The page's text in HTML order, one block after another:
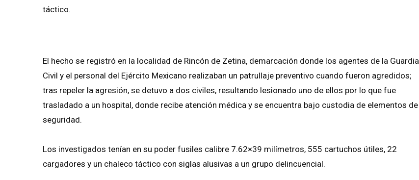
táctico.
El hecho se registró en la localidad de Rincón de Zetina, demarcación donde los agentes de la Guardia
Civil y el personal del Ejército Mexicano realizaban un patrullaje preventivo cuando fueron agredidos;
tras repeler la agresión, se detuvo a dos civiles, resultando lesionado uno de ellos por lo que fue
trasladado a un hospital, donde recibe atención médica y se encuentra bajo custodia de elementos de
seguridad.
Los investigados tenían en su poder fusiles calibre 7.62×39 milímetros, 555 cartuchos útiles, 22
cargadores y un chaleco táctico con siglas alusivas a un grupo delincuencial.